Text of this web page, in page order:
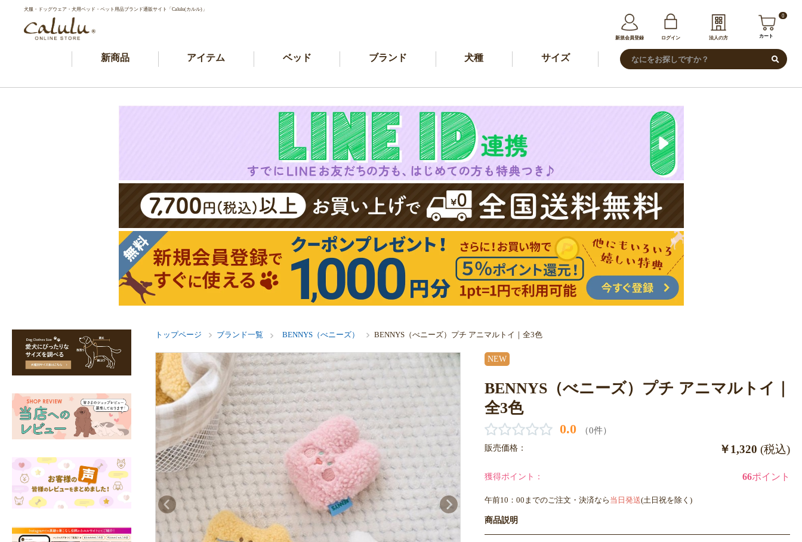
犬服・ドッグウェア・犬用ベッド・ペット用品ブランド通販サイト「Calulu(カルル)」
新規会員登録 ログイン 法人の方
0
カート
新商品 アイテム ベッド ブランド 犬種 サイズ
トップページ ブランド一覧 BENNYS（べニーズ） BENNYS（べニーズ）プチ アニマルトイ｜全3色
NEW
BENNYS（べニーズ）プチ アニマルトイ｜
全3色
0.0 （0件）
販売価格： ￥1,320 (税込)
獲得ポイント： 66ポイント
午前10：00までのご注文・決済なら 当日発送(土日祝を除く)
商品説明